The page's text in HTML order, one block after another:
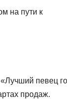
на пути к
певец
продаж.